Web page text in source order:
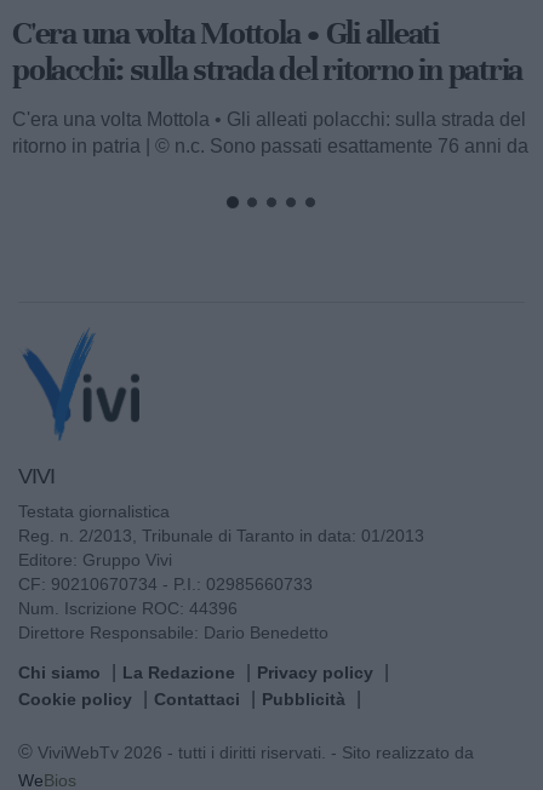
C'era una volta Mottola • La banda
musicale: quando arriva è giorno di festa
C'era una volta Mottola • La banda musicale: quando arriva
è giorno di festa | © n.c. Il popolo ha amato le bande
musicali, e un...
VIVI
Testata giornalistica
Reg. n. 2/2013, Tribunale di Taranto in data: 01/2013
Editore: Gruppo Vivi
CF: 90210670734 - P.I.: 02985660733
Num. Iscrizione ROC: 44396
Direttore Responsabile: Dario Benedetto
Chi siamo La Redazione
Privacy policy
Cookie policy
Contattaci Pubblicità
© ViviWebTv 2026 - tutti i diritti riservati. - Sito realizzato da
WeBios